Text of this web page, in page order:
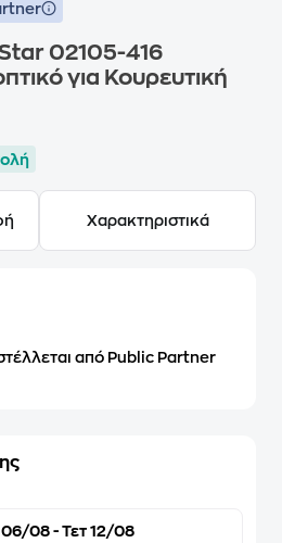
02105-416
για Κουρευτική
Χαρακτηριστικά
από Public Partner
06/08 - Τετ 12/08